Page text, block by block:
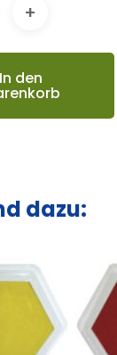
In den
dazu: